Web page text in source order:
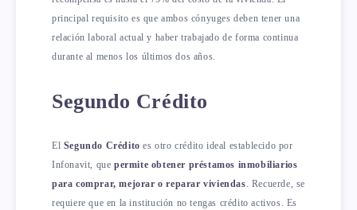
principal requisito es que ambos cónyuges deben tener una
relación laboral actual y haber trabajado de forma continua
durante al menos los últimos dos años.
Segundo Crédito
El Segundo Crédito es otro crédito ideal establecido por
Infonavit, que permite obtener préstamos inmobiliarios
para comprar, mejorar o reparar viviendas. Recuerde, se
requiere que en la institución no tengas crédito activos. Es